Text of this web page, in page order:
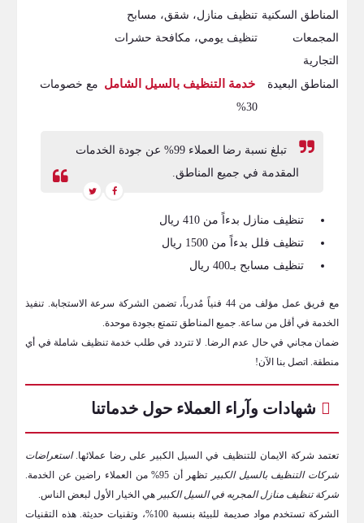
المناطق السكنية تنظيف منازل، شقق، مسابح
المجمعات
التجارية
تنظيف يومي، مكافحة حشرات
المناطق البعيدة خدمة التنظيف بالسيل الشامل مع خصومات
30%
تبلغ نسبة رضا العملاء 99% عن جودة الخدمات
المقدمة في جميع المناطق.
تنظيف منازل بدءاً من 410 ريال
تنظيف فلل بدءاً من 1500 ريال
تنظيف مسابح بـ400 ريال
مع فريق عمل مؤلف من 44 فنياً مُدرباً، تضمن الشركة سرعة الاستجابة. تنفيذ
الخدمة في أقل من ساعة. جميع المناطق تتمتع بجودة موحدة.
ضمان مجاني في حال عدم الرضا. لا تتردد في طلب خدمة تنظيف شاملة في أي
منطقة. اتصل بنا الآن!
شهادات وآراء العملاء حول خدماتنا
تعتمد شركة الايمان للتنظيف في السيل الكبير على رضا عملائها.استعراضات
شركات التنظيف بالسيل الكبير تظهر أن 95% من العملاء راضين عن الخدمة.
شركة تنظيف منازل المجربه في السيل الكبير هي الخيار الأول لبعض الناس.
الشركة تستخدم مواد صديمة للبيئة بنسبة 100%، وتقنيات حديثة. هذه التقنيات